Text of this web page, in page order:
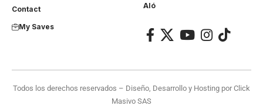
Contact
My Saves
Aló
Todos los derechos reservados – Diseño, Desarrollo y Hosting porClick
Masivo SAS